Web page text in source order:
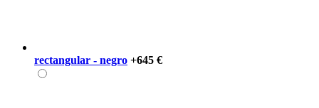
rectangular - negro +645 €